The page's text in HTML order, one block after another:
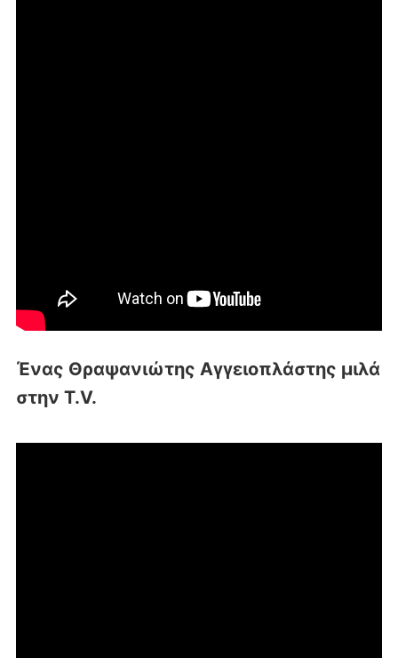
Ένας Θραψανιώτης Αγγειοπλάστης μιλά
στην T.V.